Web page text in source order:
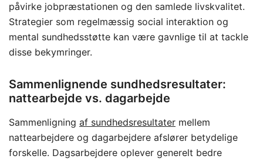
påvirke jobpræstationen og den samlede livskvalitet.
Strategier som regelmæssig social interaktion og
mental sundhedsstøtte kan være gavnlige til at tackle
disse bekymringer.
Sammenlignende sundhedsresultater:
nattearbejde vs. dagarbejde
Sammenligning af sundhedsresultater mellem
nattearbejdere og dagarbejdere afslører betydelige
forskelle. Dagsarbejdere oplever generelt bedre